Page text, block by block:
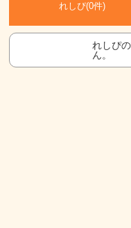
れしぴ(0件)
れしぴ
ん。